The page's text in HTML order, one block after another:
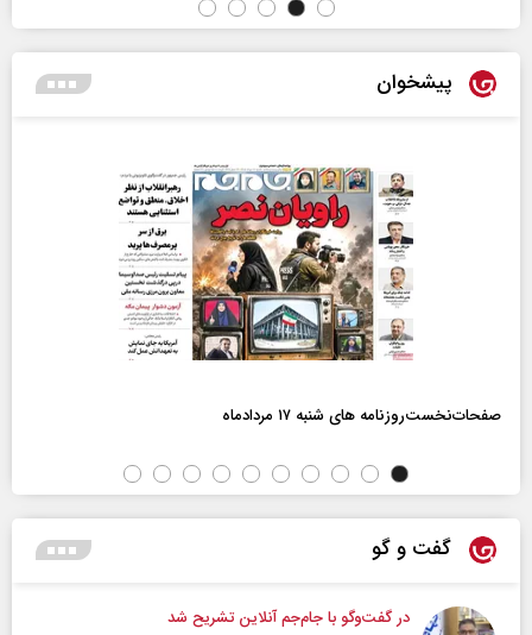
پیشخوان
صفحات‌نخست‌روزنامه ها‌ی شنبه ۱۷ مردادماه
گفت و گو
در گفت‌و‌گو با جام‌جم آنلاین تشریح شد